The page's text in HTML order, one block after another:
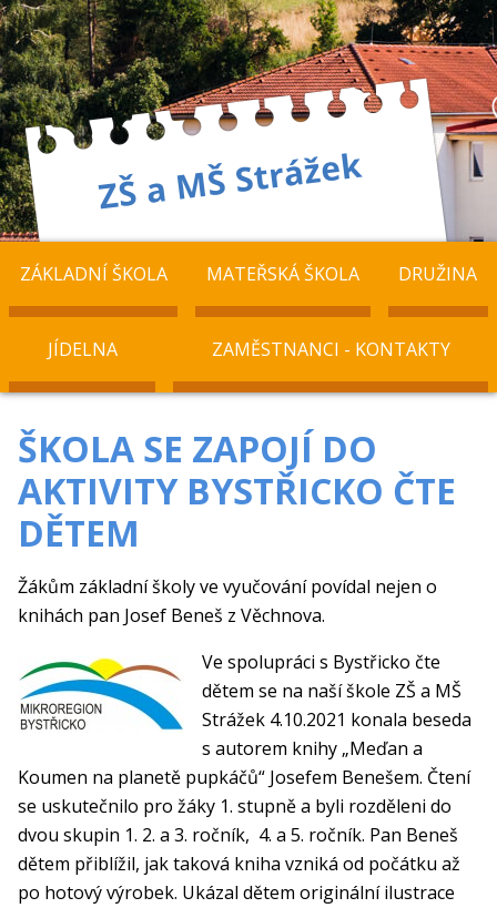
ZÁKLADNÍ ŠKOLA MATEŘSKÁ ŠKOLA DRUŽINA
JÍDELNA ZAMĚSTNANCI - KONTAKTY
ŠKOLA SE ZAPOJÍ DO
AKTIVITY BYSTŘICKO ČTE
DĚTEM
Žákům základní školy ve vyučování povídal nejen o
knihách pan Josef Beneš z Věchnova.
Ve spolupráci s Bystřicko čte
dětem se na naší škole ZŠ a MŠ
Strážek 4.10.2021 konala beseda
s autorem knihy „Meďan a
Koumen na planetě pupkáčů“ Josefem Benešem. Čtení
se uskutečnilo pro žáky 1. stupně a byli rozděleni do
dvou skupin 1. 2. a 3. ročník, 4. a 5. ročník. Pan Beneš
dětem přiblížil, jak taková kniha vzniká od počátku až
po hotový výrobek. Ukázal dětem originální ilustrace